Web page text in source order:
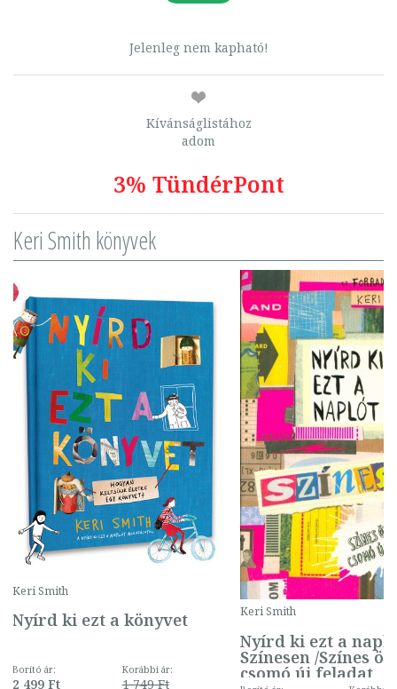
Jelenleg nem kapható!
Kívánságlistához
adom
3% TündérPont
Keri Smith könyvek
Keri Smith
Nyírd ki ezt a könyvet
Borító ár:
2 499 Ft
Korábbi ár:
1 749 Ft
Keri Smith
Nyírd ki ezt a
Színesen /Színes
csomó új feladat